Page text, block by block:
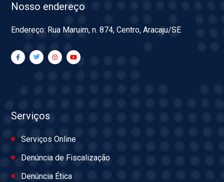
Nosso endereço
Endereço: Rua Maruim, n. 874, Centro, Aracaju/SE
Serviços
Serviços Online
Denúncia de Fiscalização
Denúncia Ética